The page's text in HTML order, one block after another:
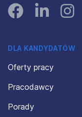
FacebookLinked In
DLA KANDYDATÓW
Oferty pracy
Pracodawcy
Porady